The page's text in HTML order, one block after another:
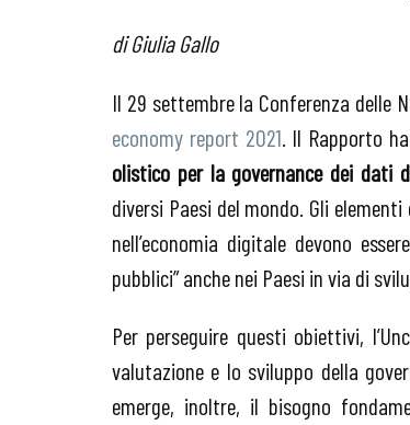
di Giulia Gallo
Il 29 settembre la Conferenza delle
economy report 2021 . Il Rapporto
olistico per la governance dei dati
diversi Paesi del mondo. Gli
nell’economia digitale devono
pubblici” anche nei Paesi in via di
Per perseguire questi obiettivi,
valutazione e lo sviluppo della
emerge, inoltre, il bisogno